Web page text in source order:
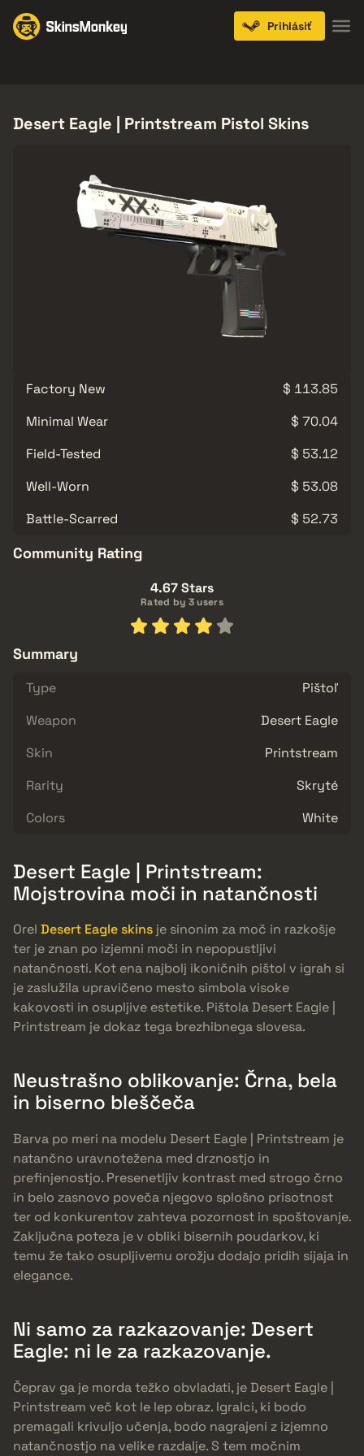
Prihlásiť
Desert Eagle | Printstream Pistol Skins
Factory New
$ 113.85
Minimal Wear
$ 70.04
Field-Tested
$ 53.12
Well-Worn
$ 53.08
Battle-Scarred
$ 52.73
Community Rating
4.67 Stars
Rated by 3 users
Summary
Type
Pištoľ
Weapon
Desert Eagle
Skin
Printstream
Rarity
Skryté
Colors
White
Desert Eagle | Printstream:
Mojstrovina moči in natančnosti
Orel Desert Eagle skins je sinonim za moč in razkošje
ter je znan po izjemni moči in nepopustljivi
natančnosti. Kot ena najbolj ikoničnih pištol v igrah si
je zaslužila upravičeno mesto simbola visoke
kakovosti in osupljive estetike. Pištola Desert Eagle |
Printstream je dokaz tega brezhibnega slovesa.
Neustrašno oblikovanje: Črna, bela
in biserno bleščeča
Barva po meri na modelu Desert Eagle | Printstream je
natančno uravnotežena med drznostjo in
prefinjenostjo. Presenetljiv kontrast med strogo črno
in belo zasnovo poveča njegovo splošno prisotnost
ter od konkurentov zahteva pozornost in spoštovanje.
Zaključna poteza je v obliki bisernih poudarkov, ki
temu že tako osupljivemu orožju dodajo pridih sijaja in
elegance.
Ni samo za razkazovanje: Desert
Eagle: ni le za razkazovanje.
Čeprav ga je morda težko obvladati, je Desert Eagle |
Printstream več kot le lep obraz. Igralci, ki bodo
premagali krivuljo učenja, bodo nagrajeni z izjemno
natančnostjo na velike razdalje. S tem močnim